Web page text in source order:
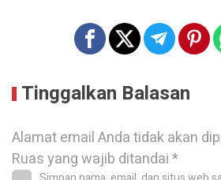
Tinggalkan Balasan
Alamat email Anda tidak akan
Ruas yang wajib ditandai*